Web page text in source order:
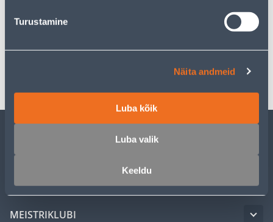
Turustamine
Näita andmeid
Luba kõik
Luba valik
Keeldu
MEISTRIKLUBI